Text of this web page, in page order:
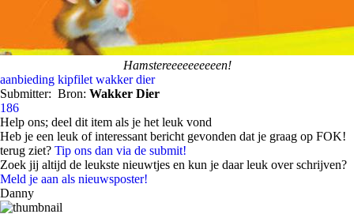
Hamstereeeeeeeeeen!
aanbieding kipfilet wakker dier
Submitter: Bron: Wakker Dier
186
Help ons; deel dit item als je het leuk vond
Heb je een leuk of interessant bericht gevonden dat je graag op FOK!
terug ziet? Tip ons dan via de submit!
Zoek jij altijd de leukste nieuwtjes en kun je daar leuk over schrijven?
Meld je aan als nieuwsposter!
Danny